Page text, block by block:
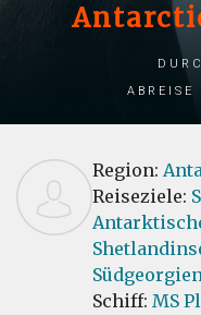
Abreise
Region:
Reiseziele:
Schiff: MS